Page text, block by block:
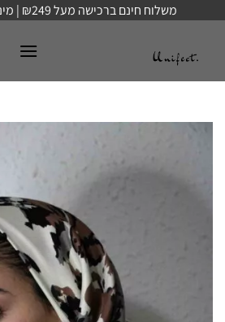
content
משלוח חינם ברכישה מעל ₪249 | מינימום הזמנה ₪100